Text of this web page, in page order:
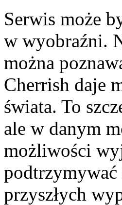
Serwis może
w wyobraźni.
można
Cherrish daje
świata. To
ale w danym
możliwości
podtrzymywać
przyszłych